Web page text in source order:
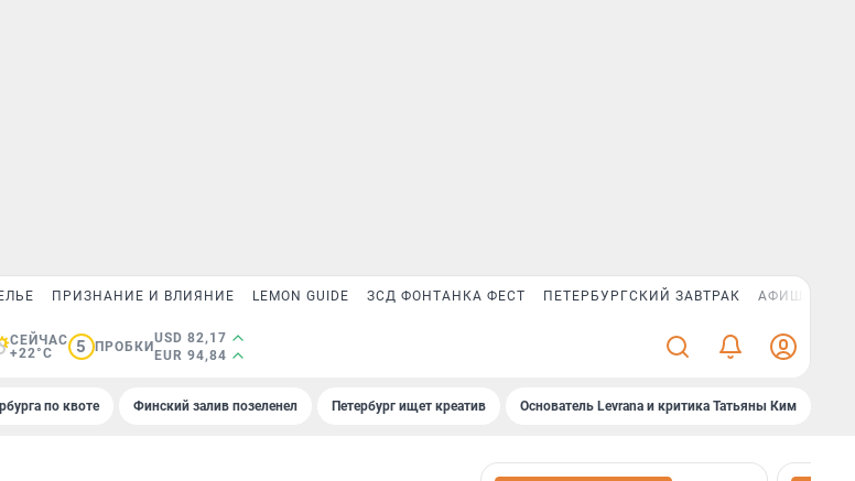
ПРИЗНАНИЕ И ВЛИЯНИЕ LEMON GUIDE ЗСД ФОНТАНКА ФЕСТ ПЕТЕРБУРГСКИЙ ЗАВТРАК АФИША PLUS
СЕЙЧАС
+22°C
5 ПРОБКИ
USD 82,17
EUR 94,84
по квоте Финский залив позеленел Петербург ищет креатив Основатель Levrana и критика Татьяны Ким